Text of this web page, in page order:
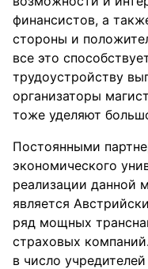
финансистов, а
стороны и
все это
трудоустройству
организаторы
тоже уделяют
Постоянными
экономического
реализации данной
является
ряд мощных
страховых
в число